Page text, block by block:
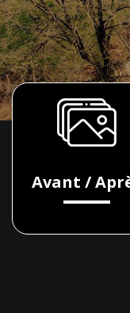
Avant /